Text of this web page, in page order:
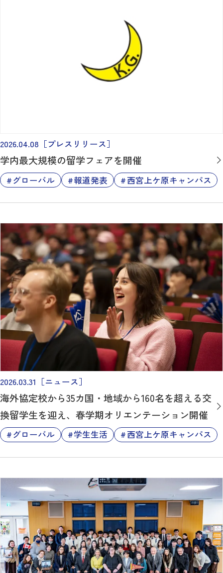
2026.04.08 ［プレスリリース］
学内最大規模の留学フェアを開催
グローバル 報道発表 西宮上ケ原キャンパス
2026.03.31 ［ニュース］
海外協定校から35カ国・地域から160名を超える交
換留学生を迎え、春学期オリエンテーション開催
グローバル 学生生活 西宮上ケ原キャンパス